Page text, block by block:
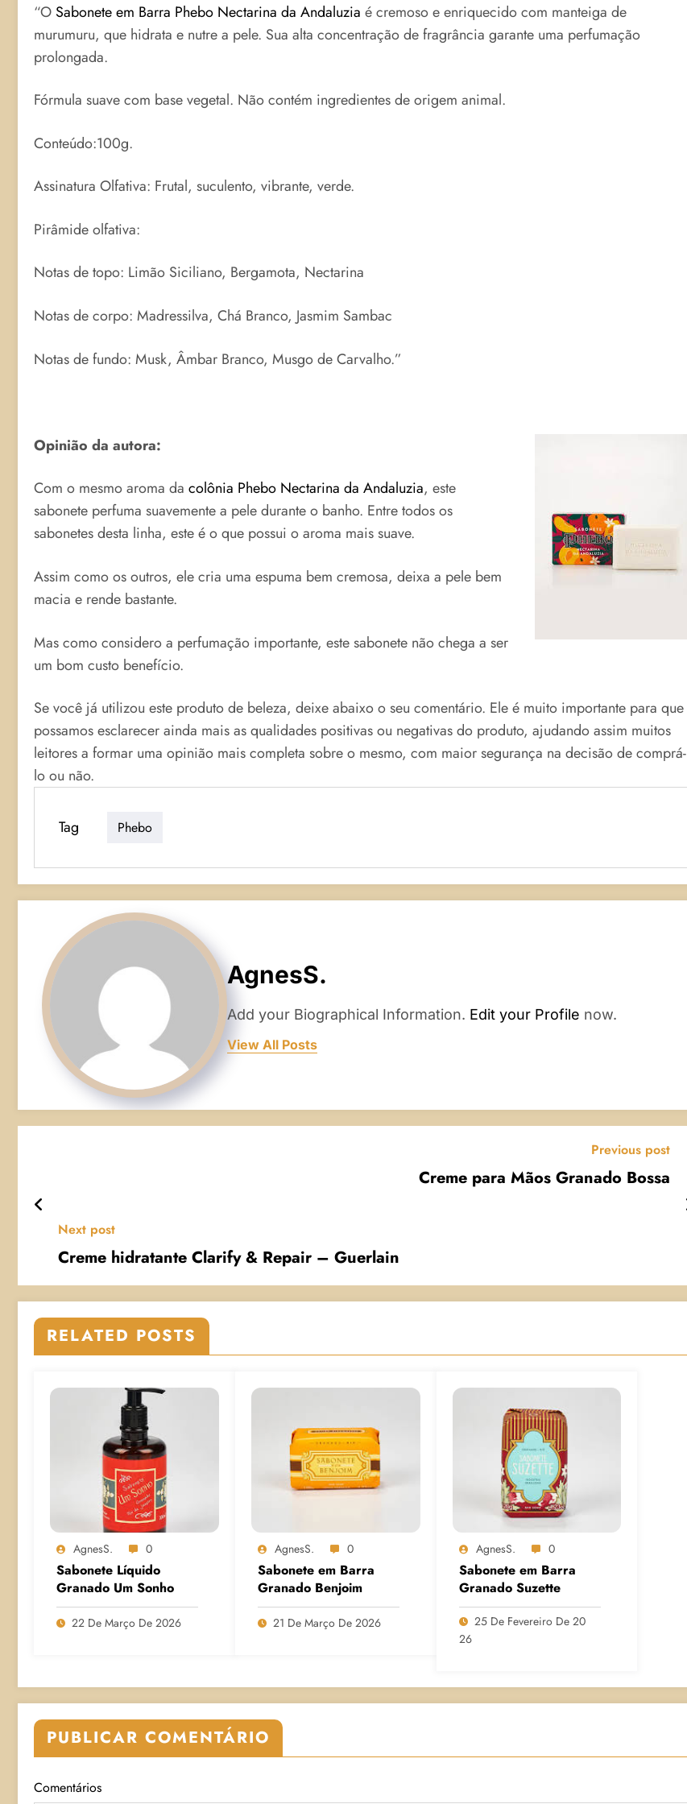
“O Sabonete em Barra Phebo Nectarina da Andaluzia écremoso e enriquecido com manteiga de
murumuru, que hidrata e nutre a pele. Sua alta concentração de fragrância garante uma perfumação
prolongada.
Fórmula suave com base vegetal. Não contém ingredientes de origem animal.
Conteúdo:100g.
Assinatura Olfativa: Frutal, suculento, vibrante, verde.
Pirâmide olfativa:
Notas de topo: Limão Siciliano, Bergamota, Nectarina
Notas de corpo: Madressilva, Chá Branco, Jasmim Sambac
Notas de fundo: Musk, Âmbar Branco, Musgo de Carvalho.”
Opinião da autora:
Com o mesmo aroma da colônia Phebo Nectarina da Andaluzia, este
sabonete perfuma suavemente a pele durante o banho. Entre todos os
sabonetes desta linha, este é o que possui o aroma mais suave.
Assim como os outros, ele cria uma espuma bem cremosa, deixa a pele bem
macia e rende bastante.
Mas como considero a perfumação importante, este sabonete não chega a ser
um bom custo benefício.
Se você já utilizou este produto de beleza, deixe abaixo o seu comentário. Ele é muito importante para que
possamos esclarecer ainda mais as qualidades positivas ou negativas do produto, ajudando assim muitos
leitores a formar uma opinião mais completa sobre o mesmo, com maior segurança na decisão de comprá-
lo ou não.
Tag Phebo
AgnesS.
Add your Biographical Information. Edit your Profile now.
View All Posts
Previous post
Creme para Mãos Granado Bossa
Next post
Creme hidratante Clarify & Repair – Guerlain
RELATED POSTS
AgnesS. 0
Sabonete Líquido
Granado Um Sonho
22 De Março De 2026
AgnesS. 0
Sabonete em Barra
Granado Benjoim
21 De Março De 2026
AgnesS. 0
Sabonete em Barra
Granado Suzette
25 De Fevereiro De 20
26
PUBLICAR COMENTÁRIO
Comentários